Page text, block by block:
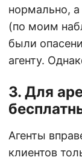
нормально,
(по моим
были
агенту.
3. Для
Агенты
клиентов